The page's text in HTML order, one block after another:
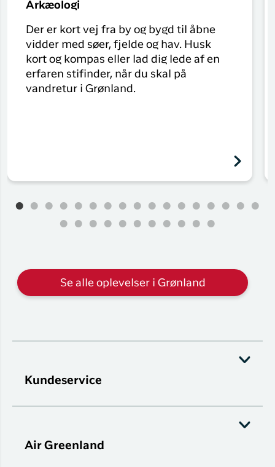
Arkæologi
Der er kort vej fra by og bygd til åbne
vidder med søer, fjelde og hav. Husk
kort og kompas eller lad dig lede af en
erfaren stifinder, når du skal på
vandretur i Grønland.
Se alle oplevelser i Grønland
Kundeservice
Air Greenland